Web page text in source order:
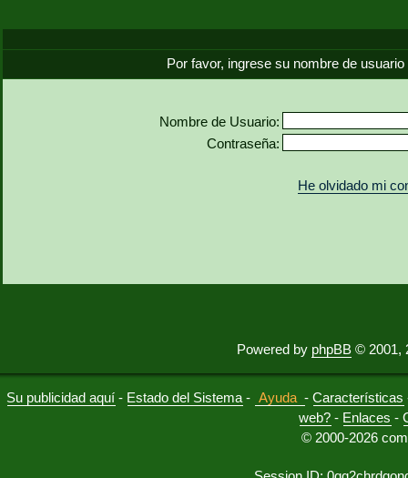
Por favor, ingrese su nombre de
Nombre de Usuario:
Contraseña:
He olvidado mi
Powered by phpBB © 2001,
Su publicidad aquí - Estado del Sistema - Ayuda -Características
web? - Enlaces -
© 2000-2026